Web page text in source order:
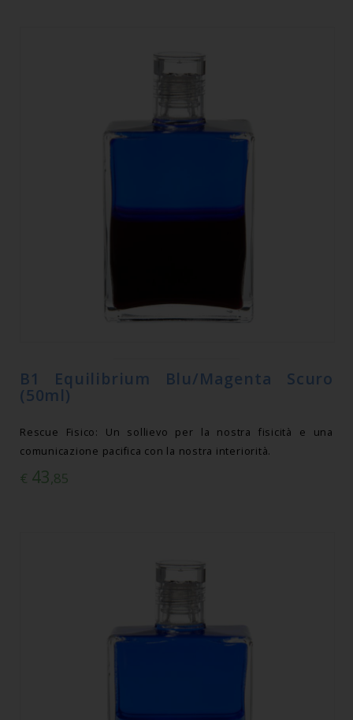
B1 Equilibrium Blu/Magenta Scuro
(50ml)
Rescue Fisico: Un sollievo per la nostra fisicità e una
comunicazione pacifica con la nostra interiorità.
€ 43,85